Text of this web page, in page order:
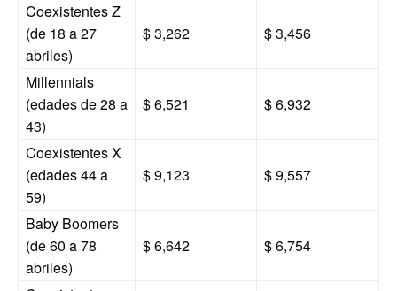
Coexistentes Z
(de 18 a 27
abriles)
$ 3,262 $ 3,456
Millennials
(edades de 28 a
43)
$ 6,521 $ 6,932
Coexistentes X
(edades 44 a
59)
$ 9,123 $ 9,557
Baby Boomers
(de 60 a 78
abriles)
$ 6,642 $ 6,754